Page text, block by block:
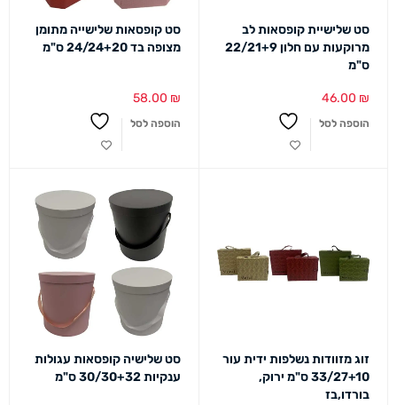
סט שלישיית קופסאות לב
מרוקעות עם חלון 22/21+9
ס"מ
46.00 ₪
הוספה לסל
סט קופסאות שלישייה מתומן
מצופה בד 24/24+20 ס"מ
58.00 ₪
הוספה לסל
זוג מזוודות נשלפות ידית עור
33/27+10 ס"מ ירוק,
בורדו,בז
סט שלישיה קופסאות עגולות
ענקיות 30/30+32 ס"מ